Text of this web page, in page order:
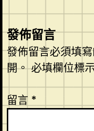
發佈留言
發佈留言必須填
開。必填欄位標
留言 *